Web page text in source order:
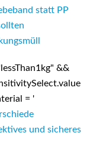
statt PP
&&
= '
und sicheres